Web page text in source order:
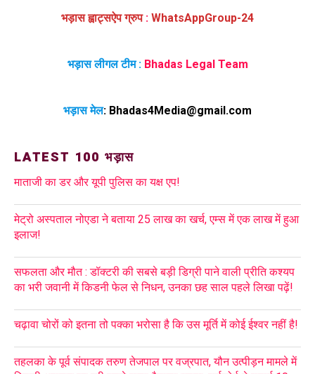
भड़ास ह्वाट्सऐप ग्रुप : WhatsAppGroup-24
भड़ास लीगल टीम : Bhadas Legal Team
भड़ास मेल: Bhadas4Media@gmail.com
LATEST 100 भड़ास
माताजी का डर और यूपी पुलिस का यक्ष एप!
मेट्रो अस्पताल नोएडा ने बताया 25 लाख का खर्च, एम्स में एक लाख में हुआ
इलाज!
सफलता और मौत : डॉक्टरी की सबसे बड़ी डिग्री पाने वाली प्रीति कश्यप
का भरी जवानी में किडनी फेल से निधन, उनका छह साल पहले लिखा पढ़ें!
चढ़ावा चोरों को इतना तो पक्का भरोसा है कि उस मूर्ति में कोई ईश्वर नहीं है!
तहलका के पूर्व संपादक तरुण तेजपाल पर वज्रपात, यौन उत्पीड़न मामले में